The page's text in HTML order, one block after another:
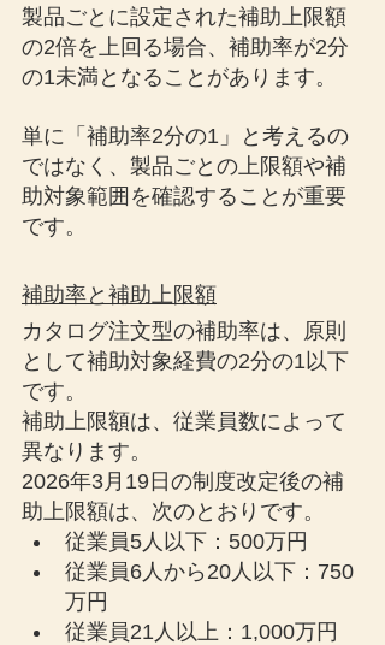
製品ごとに設定された補助上限額
の2倍を上回る場合、補助率が2分
の1未満となることがあります。
単に「補助率2分の1」と考えるの
ではなく、製品ごとの上限額や補
助対象範囲を確認することが重要
です。
補助率と補助上限額
カタログ注文型の補助率は、原則
として補助対象経費の2分の1以下
です。
補助上限額は、従業員数によって
異なります。
2026年3月19日の制度改定後の補
助上限額は、次のとおりです。
従業員5人以下：500万円
従業員6人から20人以下：750
万円
従業員21人以上：1,000万円